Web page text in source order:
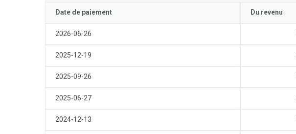
été
lancé.
Utilisez
les
touches
Contrôle
et
les
flèches
Haut
ou
Bas
lancé.
les
Contrôle
les
Haut
Bas
Date de paiement Du revenu
2026-06-26
2025-12-19
2025-09-26
2025-06-27
2024-12-13